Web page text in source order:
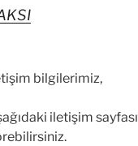
bilgilerimiz,
iletişim